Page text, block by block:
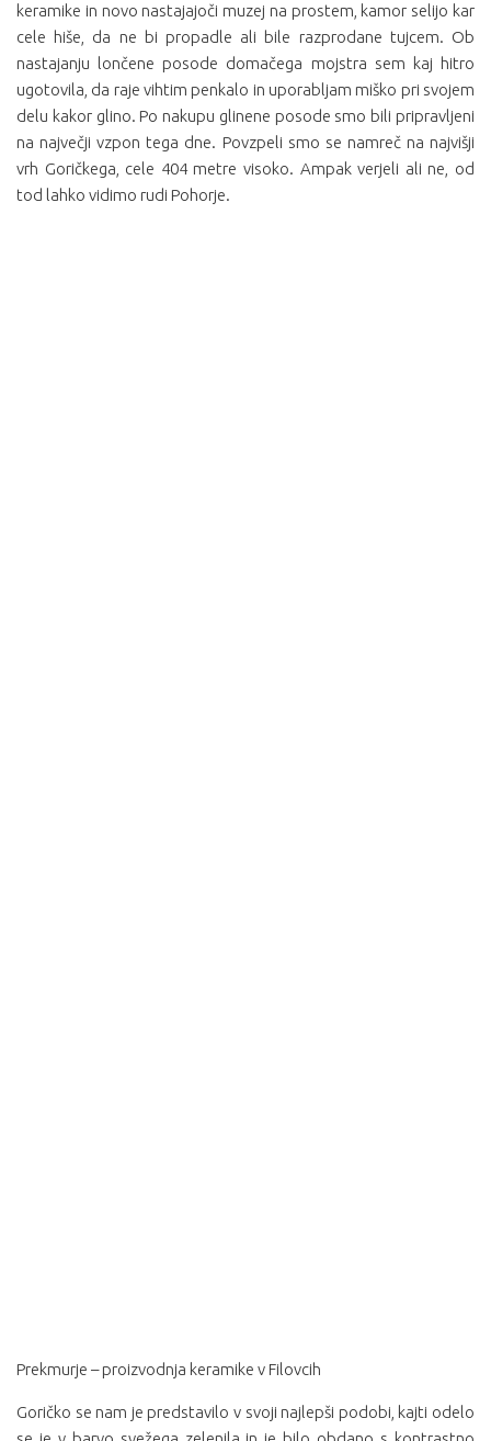
keramike in novo nastajajoči muzej na prostem, kamor selijo kar
cele hiše, da ne bi propadle ali bile razprodane tujcem. Ob
nastajanju lončene posode domačega mojstra sem kaj hitro
ugotovila, da raje vihtim penkalo in uporabljam miško pri svojem
delu kakor glino. Po nakupu glinene posode smo bili pripravljeni
na največji vzpon tega dne. Povzpeli smo se namreč na najvišji
vrh Goričkega, cele 404 metre visoko. Ampak verjeli ali ne, od
tod lahko vidimo rudi Pohorje.
Prekmurje – proizvodnja keramike v Filovcih
Goričko se nam je predstavilo v svoji najlepši podobi, kajti odelo